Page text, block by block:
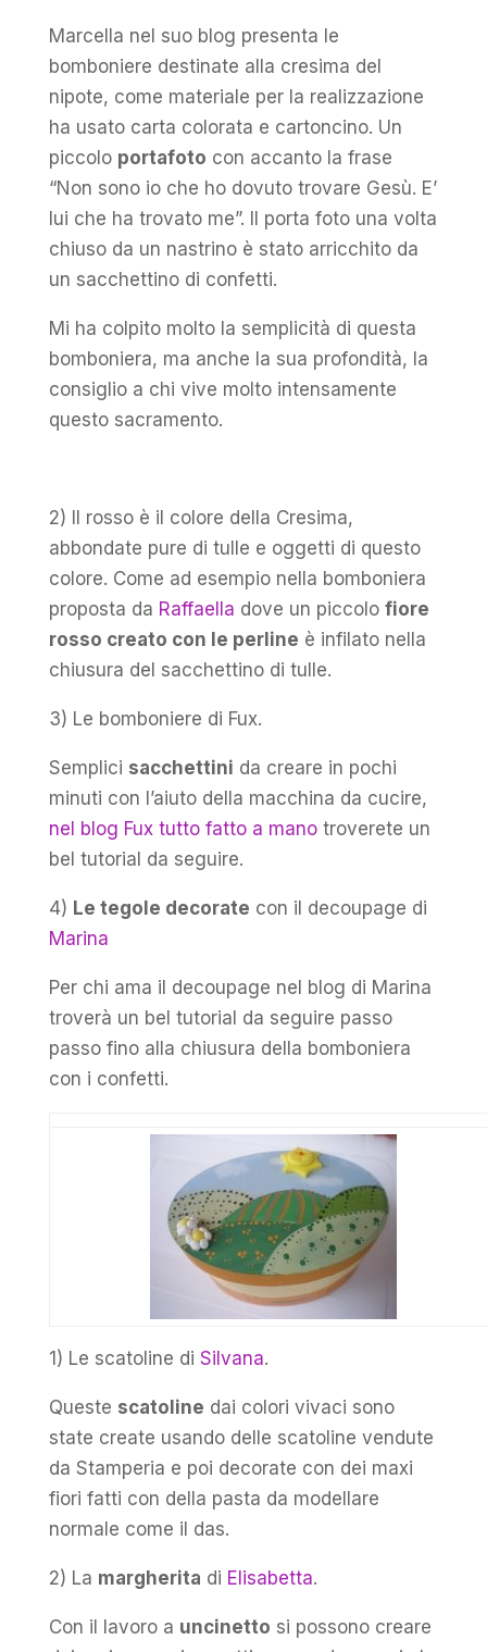
Marcella nel suo blog presenta le
bomboniere destinate alla cresima del
nipote, come materiale per la realizzazione
ha usato carta colorata e cartoncino. Un
piccolo portafoto con accanto la frase
“Non sono io che ho dovuto trovare Gesù. E’
lui che ha trovato me”. Il porta foto una volta
chiuso da un nastrino è stato arricchito da
un sacchettino di confetti.
Mi ha colpito molto la semplicità di questa
bomboniera, ma anche la sua profondità, la
consiglio a chi vive molto intensamente
questo sacramento.
2) Il rosso è il colore della Cresima,
abbondate pure di tulle e oggetti di questo
colore. Come ad esempio nella bomboniera
proposta da Raffaella dove un piccolo fiore
rosso creato con le perline è infilato nella
chiusura del sacchettino di tulle.
3) Le bomboniere di Fux.
Semplici sacchettini da creare in pochi
minuti con l’aiuto della macchina da cucire,
nel blog Fux tutto fatto a manotroverete un
bel tutorial da seguire.
4) Le tegole decorate con il decoupage di
Marina
Per chi ama il decoupage nel blog di Marina
troverà un bel tutorial da seguire passo
passo fino alla chiusura della bomboniera
con i confetti.
1) Le scatoline di Silvana.
Queste scatoline dai colori vivaci sono
state create usando delle scatoline vendute
da Stamperia e poi decorate con dei maxi
fiori fatti con della pasta da modellare
normale come il das.
2) La margherita di Elisabetta.
Con il lavoro a uncinetto si possono creare